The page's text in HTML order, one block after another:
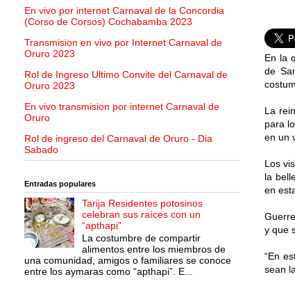
En la
de
La
para
en un
Los
la
en
y que
“En
sean
En vivo por internet Carnaval de la Concordia
(Corso de Corsos) Cochabamba 2023
Transmision en vivo por Internet Carnaval de
Oruro 2023
Rol de Ingreso Ultimo Convite del Carnaval de
Oruro 2023
En vivo transmision por internet Carnaval de
Oruro
Rol de ingreso del Carnaval de Oruro - Dia
Sabado
Entradas populares
Tarija Residentes potosinos
celebran sus raíces con un
“apthapi”
La costumbre de compartir
alimentos entre los miembros de
una comunidad, amigos o familiares se conoce
entre los aymaras como “apthapi”. E...